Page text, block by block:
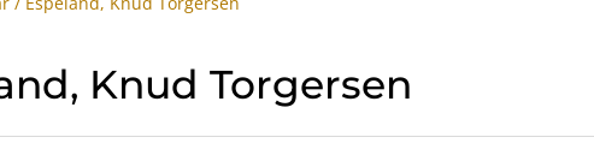
Knud Torgersen